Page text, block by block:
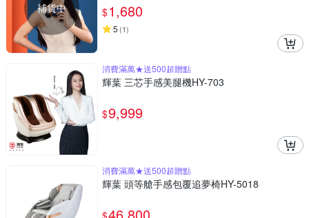
補貨中 $1,680
5 (1)
消費滿萬★送500超贈點
輝葉 三芯手感美腿機HY-703
$9,999
消費滿萬★送500超贈點
輝葉 頭等艙手感包覆追夢椅HY-5018